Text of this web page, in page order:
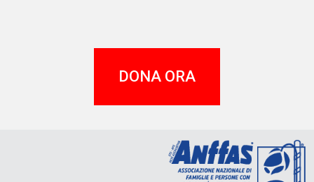
DONA ORA